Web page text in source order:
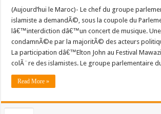
(Aujourd’hui le Maroc)- Le chef du groupe
islamiste a demandÃ©, sous la coupole du
lâ€™interdiction dâ€™un concert de musique.
condamnÃ©e par la majoritÃ© des acteurs
La participation dâ€™Elton John au Festival
colÃ¨re des islamistes. Le groupe parlementaire
Read More »